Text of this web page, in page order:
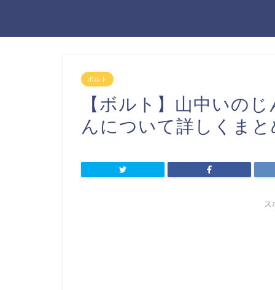
ボルト
【ボルト】山中いの
んについて詳しくま
ス